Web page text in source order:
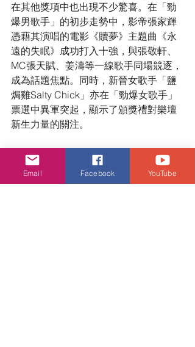
在其他獎項中也出現不少驚喜。在「勁
爆男歌手」的初步走勢中，影帝張家輝
憑藉其演唱的電影《贖夢》主題曲《永
遠的失眠》成功打入十強，與張敬軒、
MC張天賦、姜濤等一線歌手同場競逐，
成為話題焦點。同時，新晉女歌手「鹽
焗雞Salty Chick」亦在「勁爆女歌手」
票選中異軍突起，顯示了頒獎禮對樂壇
新生力量的關注。
謝安琪姜濤 MC張天賦
陳卓賢
音樂頻道
Email Facebook YouTube